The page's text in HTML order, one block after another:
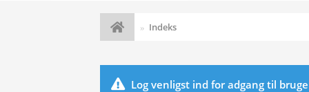
Indeks
Log venligst ind for adgang til